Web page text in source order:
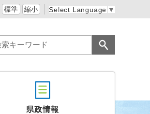
標準 縮小 Select Language ▼
県政情報